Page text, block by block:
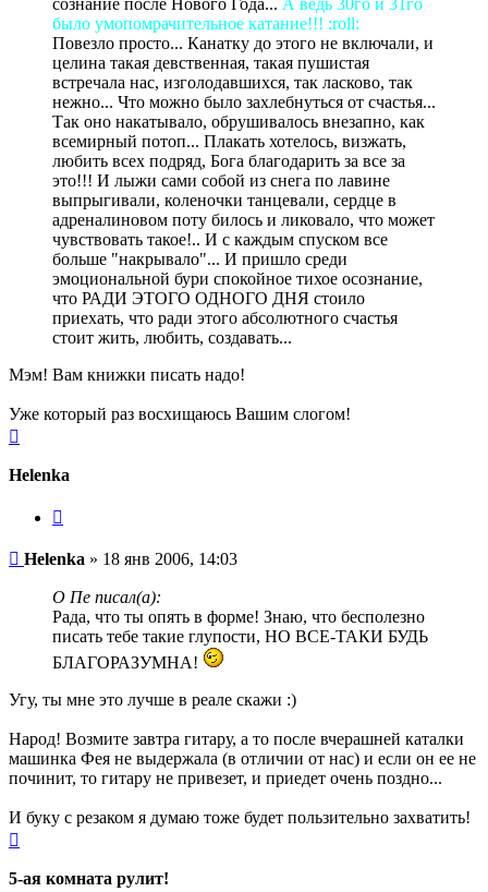
было умопомрачительное катание!!! :roll:
Повезло просто... Канатку до этого не включали, и
целина такая девственная, такая пушистая
встречала нас, изголодавшихся, так ласково, так
нежно... Что можно было захлебнуться от счастья...
Так оно накатывало, обрушивалось внезапно, как
всемирный потоп... Плакать хотелось, визжать,
любить всех подряд, Бога благодарить за все за
это!!! И лыжи сами собой из снега по лавине
выпрыгивали, коленочки танцевали, сердце в
адреналиновом поту билось и ликовало, что может
чувствовать такое!.. И с каждым спуском все
больше "накрывало"... И пришло среди
эмоциональной бури спокойное тихое осознание,
что РАДИ ЭТОГО ОДНОГО ДНЯ стоило
приехать, что ради этого абсолютного счастья
стоит жить, любить, создавать...
Мэм! Вам книжки писать надо!
Уже который раз восхищаюсь Вашим слогом!
началу
Helenka
Сообщение
Helenka » 18 янв 2006, 14:03
О Пе писал(а):
Рада, что ты опять в форме! Знаю, что бесполезно
писать тебе такие глупости, НО ВСЕ-ТАКИ БУДЬ
БЛАГОРАЗУМНА!
Угу, ты мне это лучше в реале скажи :)
Народ! Возмите завтра гитару, а то после вчерашней каталки
машинка Фея не выдержала (в отличии от нас) и если он ее не
починит, то гитару не привезет, и приедет очень поздно...
И буку с резаком я думаю тоже будет пользительно захватить!
началу
5-ая комната рулит!